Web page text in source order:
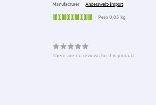
Manufacturer:
Anderswelt-Import
Sofort
Peso 0,05 kg
There are no reviews for this product